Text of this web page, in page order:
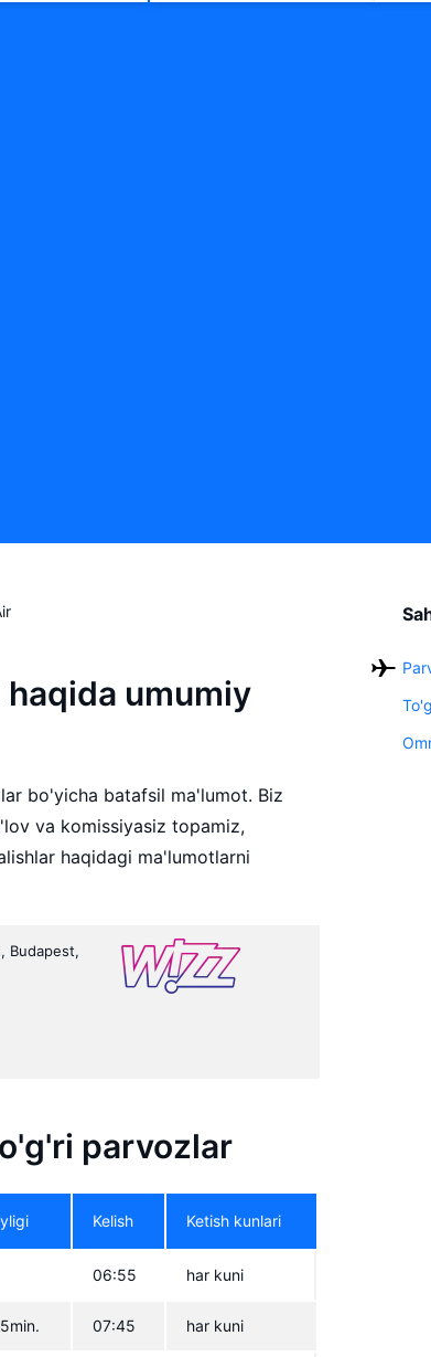
umumiy
bo'yicha batafsil ma'lumot. Biz
va komissiyasiz topamiz,
haqidagi ma'lumotlarni
Budapest,
parvozlar
Kelish Ketish kunlari
06:55 har kuni
07:45 har kuni